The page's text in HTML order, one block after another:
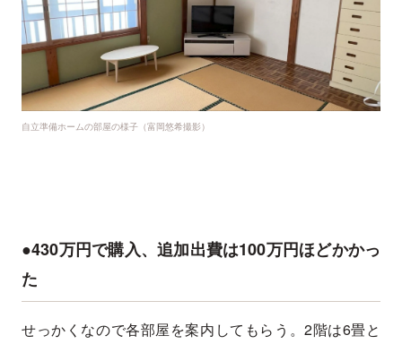
自立準備ホームの部屋の様子（富岡悠希撮影）
●430万円で購入、追加出費は100万円ほどかかっ
た
せっかくなので各部屋を案内してもらう。2階は6畳と